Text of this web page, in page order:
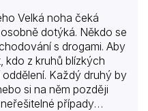
Velká noha čeká
dotýká. Někdo se
s drogami. Aby
kdo z kruhů blízkých
Každý druhý by
si na něm později
případy